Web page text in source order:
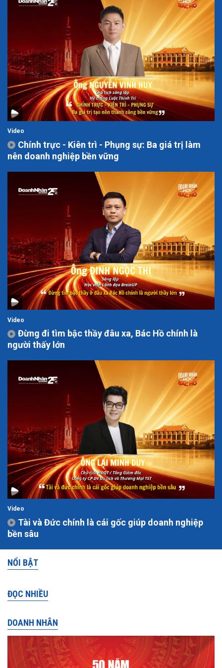
Video
Chính trực - Kiên trì - Phụng sự: Ba giá trị làm
nên doanh nghiệp bền vững
Video
Đừng đi tìm bậc thầy đâu xa, Bác Hồ chính là
người thấy lớn
Video
Tài và Đức chính là cái gốc giúp doanh nghiệp
bền sâu
NỔI BẬT
ĐỌC NHIỀU
DOANH NHÂN